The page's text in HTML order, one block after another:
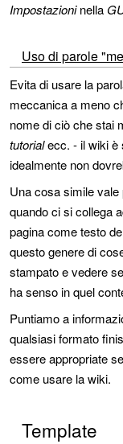
Impostazioninella
Uso di parole
Evita di usare la
meccanica a meno
nome di ciò che stai
tutorialecc. - il wiki è
idealmente non
Una cosa simile
quando ci si collega
pagina come testo
questo genere di
stampato e vedere
ha senso in quel
Puntiamo a
qualsiasi formato
essere appropriate
come usare la wiki.
Template